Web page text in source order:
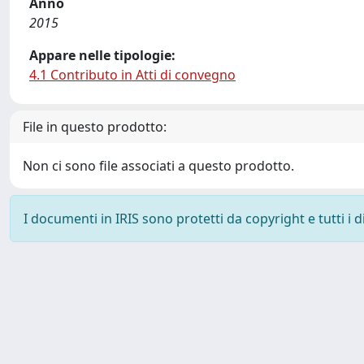
2015
Appare nelle tipologie:
4.1 Contributo in Atti di convegno
File in questo prodotto:
Non ci sono file associati a questo prodotto.
I documenti in IRIS sono protetti da copyright e tutti i